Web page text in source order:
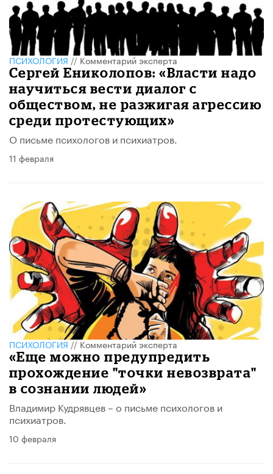
ПСИХОЛОГИЯ//Комментарий эксперта
​Сергей Ениколопов: «Власти надо
научиться вести диалог с
обществом, не разжигая агрессию
среди протестующих»
О письме психологов и психиатров.
11 февраля
ПСИХОЛОГИЯ//Комментарий эксперта
«Еще можно предупредить
прохождение "точки невозврата"
в сознании людей»
Владимир Кудрявцев – о письме психологов и
психиатров.
10 февраля